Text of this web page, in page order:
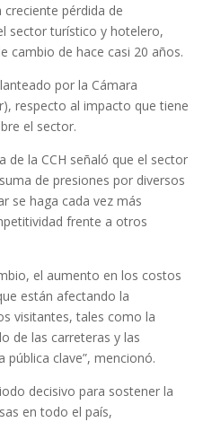
pérdida de
sector turístico y hotelero,
cambio de hace casi 20 años.
por la Cámara
respecto al impacto que tiene
el sector.
de la CCH señaló que el sector
de presiones por diversos
se haga cada vez más
frente a otros
el aumento en los costos
están afectando la
visitantes, tales como la
de las carreteras y las
clave”, mencionó.
decisivo para sostener la
en todo el país,